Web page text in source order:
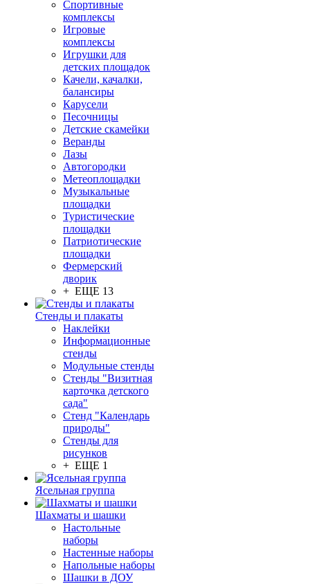
Спортивные
комплексы
Игровые
комплексы
Игрушки для
детских площадок
Качели, качалки,
балансиры
Карусели
Песочницы
Детские скамейки
Веранды
Лазы
Автогородки
Метеоплощадки
Музыкальные
площадки
Туристические
площадки
Патриотические
площадки
Фермерский
дворик
+ ЕЩЕ 13
Стенды и плакаты
Наклейки
Информационные
стенды
Модульные стенды
Стенды "Визитная
карточка детского
сада"
Стенд "Календарь
природы"
Стенды для
рисунков
+ ЕЩЕ 1
Ясельная группа
Шахматы и шашки
Настольные
наборы
Настенные наборы
Напольные наборы
Шашки в ДОУ